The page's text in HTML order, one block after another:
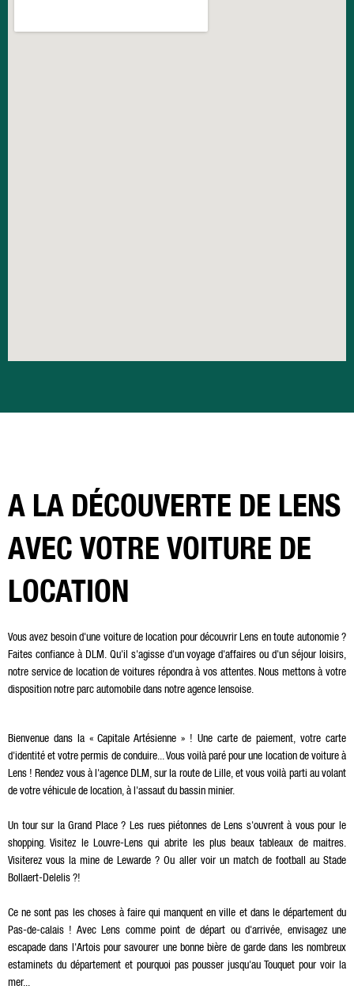
A LA DÉCOUVERTE DE LENS
AVEC VOTRE VOITURE DE
LOCATION
Vous avez besoin d'une voiture de location pour découvrir Lens en toute autonomie ?
Faites confiance à DLM. Qu'il s'agisse d'un voyage d'affaires ou d'un séjour loisirs,
notre service de location de voitures répondra à vos attentes. Nous mettons à votre
disposition notre parc automobile dans notre agence lensoise.
Bienvenue dans la « Capitale Artésienne » ! Une carte de paiement, votre carte
d'identité et votre permis de conduire... Vous voilà paré pour une location de voiture à
Lens ! Rendez vous à l'agence DLM, sur la route de Lille, et vous voilà parti au volant
de votre véhicule de location, à l'assaut du bassin minier.
Un tour sur la Grand Place ? Les rues piétonnes de Lens s'ouvrent à vous pour le
shopping. Visitez le Louvre-Lens qui abrite les plus beaux tableaux de maitres.
Visiterez vous la mine de Lewarde ? Ou aller voir un match de football au Stade
Bollaert-Delelis ?!
Ce ne sont pas les choses à faire qui manquent en ville et dans le département du
Pas-de-calais ! Avec Lens comme point de départ ou d'arrivée, envisagez une
escapade dans l'Artois pour savourer une bonne bière de garde dans les nombreux
estaminets du département et pourquoi pas pousser jusqu'au Touquet pour voir la
mer...